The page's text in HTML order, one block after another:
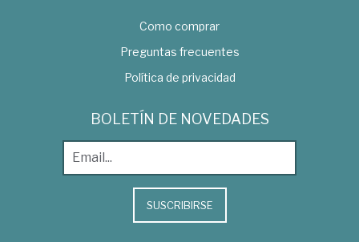
Como comprar
Preguntas frecuentes
Política de privacidad
BOLETÍN DE NOVEDADES
SUSCRIBIRSE